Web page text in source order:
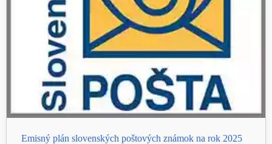
Emisný plán slovenských poštových známok na rok 2025